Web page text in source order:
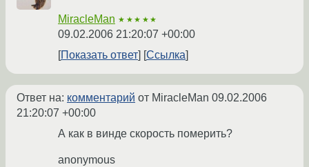
MiracleMan ★★★★★
09.02.2006 21:20:07 +00:00
Показать ответ
Ссылка
Ответ на: комментарий от MiracleMan 09.02.2006
21:20:07 +00:00
А как в винде скорость померить?
anonymous